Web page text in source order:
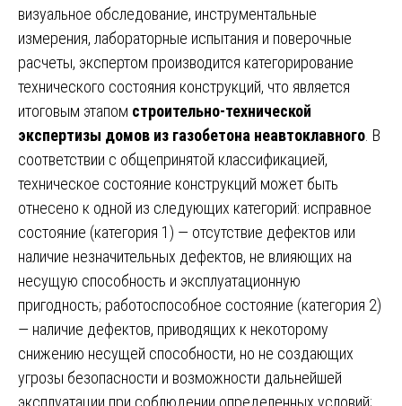
визуальное обследование, инструментальные
измерения, лабораторные испытания и поверочные
расчеты, экспертом производится категорирование
технического состояния конструкций, что является
итоговым этапом строительно-технической
экспертизы домов из газобетона неавтоклавного . В
соответствии с общепринятой классификацией,
техническое состояние конструкций может быть
отнесено к одной из следующих категорий: исправное
состояние (категория 1) — отсутствие дефектов или
наличие незначительных дефектов, не влияющих на
несущую способность и эксплуатационную
пригодность; работоспособное состояние (категория 2)
— наличие дефектов, приводящих к некоторому
снижению несущей способности, но не создающих
угрозы безопасности и возможности дальнейшей
эксплуатации при соблюдении определенных условий;